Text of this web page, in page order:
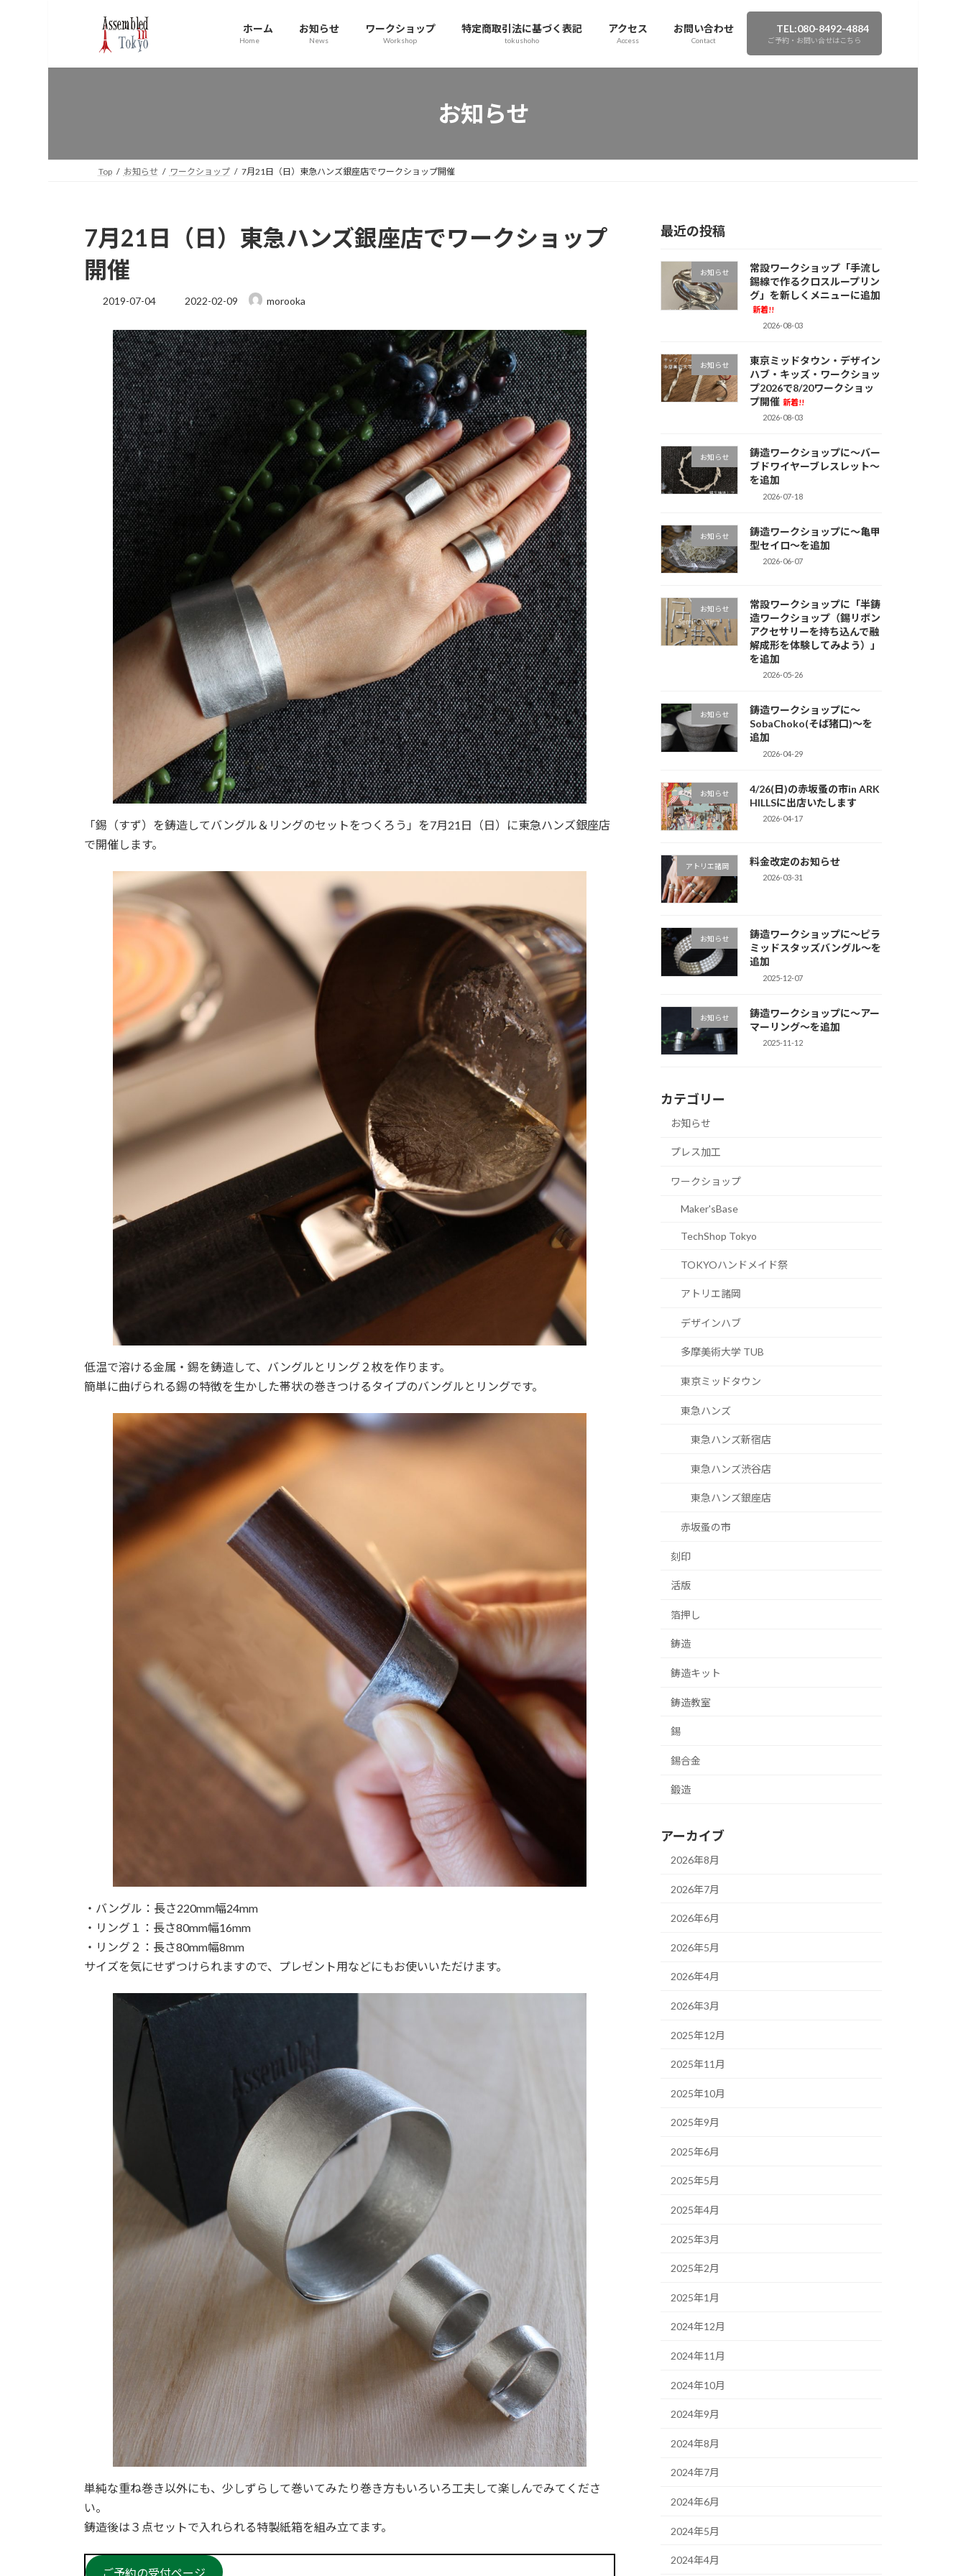
プ
動
ホーム
Home
お知らせ
News
ワークショップ
Workshop
特定商取引法に基づく表記
tokushoho
アクセス
Access
お問い合わせ
Contact
TEL:080-8492-4884
ご予約・お問い合せはこちら
お知らせ
Top お知らせ ワークショップ 7月21日（日）東急ハンズ銀座店でワークショップ開催
7月21日（日）東急ハンズ銀座店でワークショップ
開催
2019-07-04
最
新
日
時
:
2022-02-09 morooka
「錫（すず）を鋳造してバングル＆リングのセットをつくろう」を7月21日（日）に東急ハンズ銀座店
で開催します。
低温で溶ける金属・錫を鋳造して、バングルとリング２枚を作ります。
簡単に曲げられる錫の特徴を生かした帯状の巻きつけるタイプのバングルとリングです。
・バングル：長さ220mm幅24mm
・リング１：長さ80mm幅16mm
・リング２：長さ80mm幅8mm
サイズを気にせずつけられますので、プレゼント用などにもお使いいただけます。
単純な重ね巻き以外にも、少しずらして巻いてみたり巻き方もいろいろ工夫して楽しんでみてくださ
い。
鋳造後は３点セットで入れられる特製紙箱を組み立てます。
ご予約の受付ページ
最近の投稿
お知らせ
常設ワークショップ「手流し
錫線で作るクロスループリン
グ」を新しくメニューに追加
新着!!
2026-08-03
お知らせ
東京ミッドタウン・デザイン
ハブ・キッズ・ワークショッ
プ2026で8/20ワークショッ
プ開催 新着!!
2026-08-03
お知らせ
鋳造ワークショップに～バー
ブドワイヤーブレスレット～
を追加
2026-07-18
お知らせ
鋳造ワークショップに～亀甲
型セイロ～を追加
2026-06-07
お知らせ
常設ワークショップに「半鋳
造ワークショップ（錫リボン
アクセサリーを持ち込んで融
解成形を体験してみよう）」
を追加
2026-05-26
お知らせ
鋳造ワークショップに～
SobaChoko(そば猪口)～を
追加
2026-04-29
お知らせ
4/26(日)の赤坂蚤の市in ARK
HILLSに出店いたします
2026-04-17
アトリエ諸岡 料金改定のお知らせ
2026-03-31
お知らせ
鋳造ワークショップに～ピラ
ミッドスタッズバングル～を
追加
2025-12-07
お知らせ
鋳造ワークショップに～アー
マーリング～を追加
2025-11-12
カテゴリー
お知らせ
プレス加工
ワークショップ
Maker'sBase
TechShop Tokyo
TOKYOハンドメイド祭
アトリエ諸岡
デザインハブ
多摩美術大学 TUB
東京ミッドタウン
東急ハンズ
東急ハンズ新宿店
東急ハンズ渋谷店
東急ハンズ銀座店
赤坂蚤の市
刻印
活版
箔押し
鋳造
鋳造キット
鋳造教室
錫
錫合金
鍛造
アーカイブ
2026年8月
2026年7月
2026年6月
2026年5月
2026年4月
2026年3月
2025年12月
2025年11月
2025年10月
2025年9月
2025年6月
2025年5月
2025年4月
2025年3月
2025年2月
2025年1月
2024年12月
2024年11月
2024年10月
2024年9月
2024年8月
2024年7月
2024年6月
2024年5月
2024年4月